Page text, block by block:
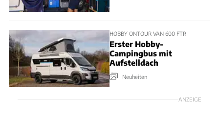
HOBBY ONTOUR VAN 600 FTR
Erster Hobby-
Campingbus mit
Aufstelldach
Neuheiten
ANZEIGE